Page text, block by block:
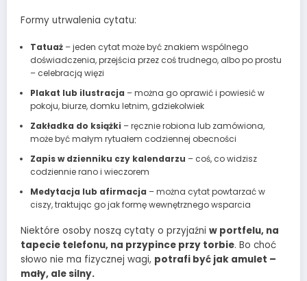
Formy utrwalenia cytatu:
Tatuaż– jeden cytat może być znakiem wspólnego
doświadczenia, przejścia przez coś trudnego, albo po prostu
– celebracją więzi
Plakat lub ilustracja – można go oprawić i powiesić w
pokoju, biurze, domku letnim, gdziekolwiek
Zakładka do książki – ręcznie robiona lub zamówiona,
może być małym rytuałem codziennej obecności
Zapis w dzienniku czy kalendarzu – coś, co widzisz
codziennie rano i wieczorem
Medytacja lub afirmacja – można cytat powtarzać w
ciszy, traktując go jak formę wewnętrznego wsparcia
Niektóre osoby noszą cytaty o przyjaźni w portfelu, na
tapecie telefonu, na przypince przy torbie. Bo choć
słowo nie ma fizycznej wagi, potrafi być jak amulet –
mały, ale silny.